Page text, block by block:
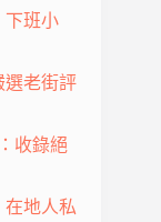
下班小
選老街評
收錄絕
在地人私